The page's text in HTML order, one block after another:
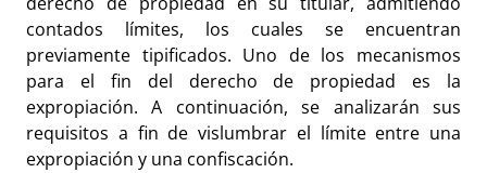
contados límites, los cuales se encuentran
previamente tipificados. Uno de los mecanismos
para el fin del derecho de propiedad es la
expropiación. A continuación, se analizarán sus
requisitos a fin de vislumbrar el límite entre una
expropiación y una confiscación.